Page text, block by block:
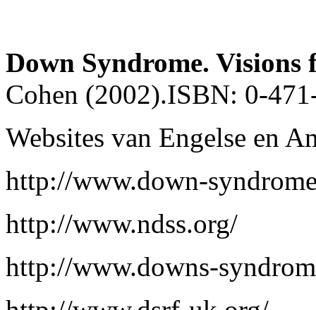
Down Syndrome. Visions
Cohen (2002).ISBN: 0-
Websites van Engelse en
http://www.down-
http://www.ndss.org/
http://www.downs-